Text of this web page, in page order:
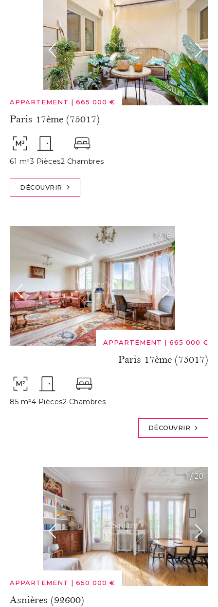
APPARTEMENT | 665 000 €
Paris 17ème (75017)
61 m²3 Pièces2 Chambres
DÉCOUVRIR
1 / 16
APPARTEMENT | 665 000 €
Paris 17ème (75017)
85 m²4 Pièces2 Chambres
DÉCOUVRIR
1 / 20
APPARTEMENT | 650 000 €
Asnières (92600)